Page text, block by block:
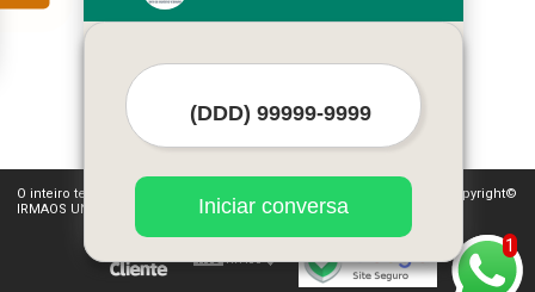
O inteiro teor deste site está sujeito à proteção de direitos autorais. Copyright©
IRMAOS UNGAR LTDA (Lei 9610 de 19/02/1998)
1
Iniciar conversa